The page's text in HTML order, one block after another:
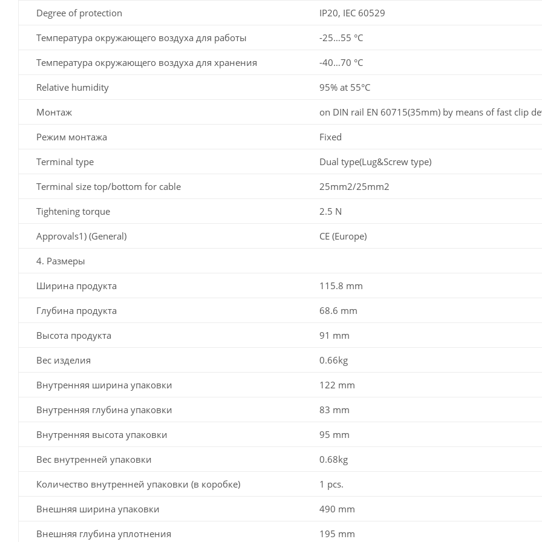
Degree of protection IP20, IEC 60529
Температура окружающего воздуха для работы -25…55 °C
Температура окружающего воздуха для хранения -40…70 °C
Relative humidity 95% at 55°C
Монтаж on DIN rail EN 60715(35mm) by means of fast clip
Режим монтажа Fixed
Terminal type Dual type(Lug&Screw type)
Terminal size top/bottom for cable 25mm2/25mm2
Tightening torque 2.5 N
Approvals1) (General) CE (Europe)
4. Размеры
Ширина продукта 115.8 mm
Глубина продукта 68.6 mm
Высота продукта 91 mm
Вес изделия 0.66kg
Внутренняя ширина упаковки 122 mm
Внутренняя глубина упаковки 83 mm
Внутренняя высота упаковки 95 mm
Вес внутренней упаковки 0.68kg
Количество внутренней упаковки (в коробке) 1 pcs.
Внешняя ширина упаковки 490 mm
Внешняя глубина уплотнения 195 mm